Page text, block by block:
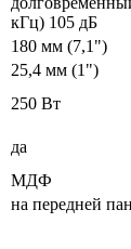
кГц) 105 дБ
180 мм (7,1")
25,4 мм (1")
250 Вт
да
МДФ
на передней